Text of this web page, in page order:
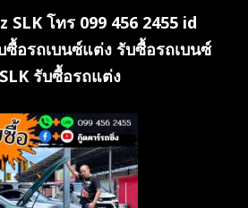
SLK โทร 099 456 2455 id
อรถเบนซ์แต่ง รับซื้อรถเบนซ์
รับซื้อรถแต่ง